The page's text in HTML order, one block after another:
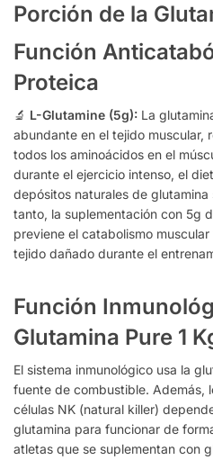
Porción de la
Función
Proteica
🔬 L-Glutamine (5g): La
abundante en el tejido muscular,
todos los aminoácidos en el
durante el ejercicio intenso, el
depósitos naturales de
tanto, la suplementación con 5g
previene el catabolismo
tejido dañado durante el
Función
Glutamina Pure 1
El sistema inmunológico usa la
fuente de combustible. Además,
células NK (natural killer)
glutamina para funcionar de
atletas que se suplementan con